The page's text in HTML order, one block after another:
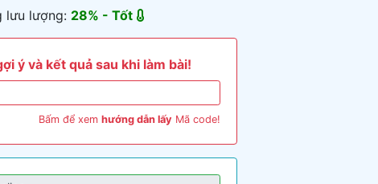
lưu lượng: 28% - Tốt
ý và kết quả sau khi làm bài!
Bấm để xem hướng dẫn lấy Mã code!